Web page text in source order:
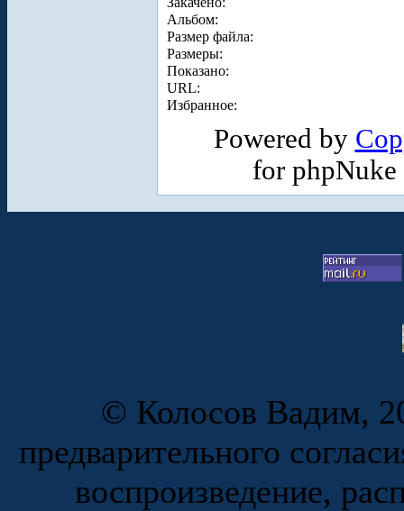
Альбом:
Размер файла:
Размеры:
Показано:
URL:
Избранное:
Powered by
for
© Колосов Вадим,
предварительного
воспроизведение,